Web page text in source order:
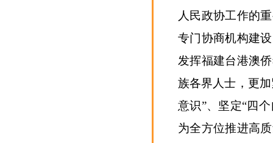
人民政协工作的
专门协商机构建
发挥福建台港澳
族各界人士，更
意识”、坚定“四
为全方位推进高